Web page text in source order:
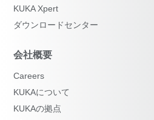
KUKA Xpert
ダウンロードセンター
会社概要
Careers
KUKAについて
KUKAの拠点